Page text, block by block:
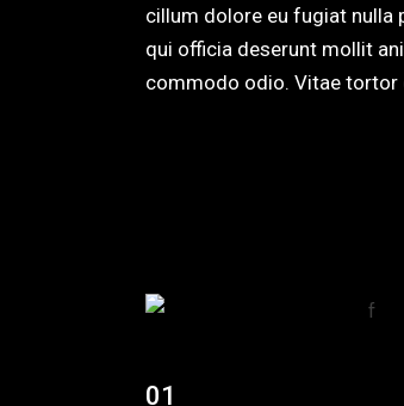
cillum dolore eu fugiat nulla
qui officia deserunt mollit
commodo odio. Vitae tortor
01